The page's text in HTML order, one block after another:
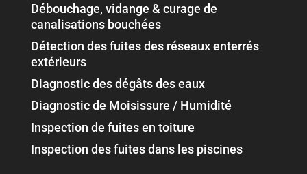
Débouchage, vidange & curage de
canalisations bouchées
Détection des fuites des réseaux enterrés
extérieurs
Diagnostic des dégâts des eaux
Diagnostic de Moisissure / Humidité
Inspection de fuites en toiture
Inspection des fuites dans les piscines